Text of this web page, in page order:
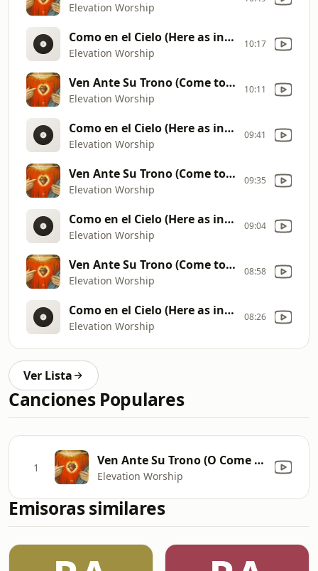
Elevation Worship
Como en el Cielo (Here as in Heaven)
Elevation Worship
10:17
Ven Ante Su Trono (Come to the Altar)
Elevation Worship
10:11
Como en el Cielo (Here as in Heaven)
Elevation Worship
09:41
Ven Ante Su Trono (Come to the Altar)
Elevation Worship
09:35
Como en el Cielo (Here as in Heaven)
Elevation Worship
09:04
Ven Ante Su Trono (Come to the Altar)
Elevation Worship
08:58
Como en el Cielo (Here as in Heaven)
Elevation Worship
08:26
Ver Lista
Canciones Populares
1 Ven Ante Su Trono (O Come to the Altar)
Elevation Worship
Emisoras similares